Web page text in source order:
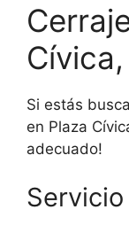
Si estás
en Plaza
adecuado!